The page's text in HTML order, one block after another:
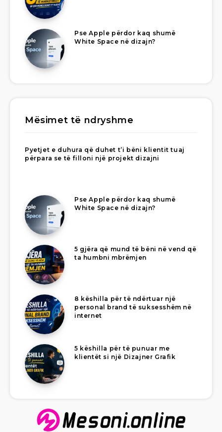
Pse Apple përdor kaq shumë
White Space në dizajn?
Mësimet të ndryshme
Pyetjet e duhura që duhet t’i bëni klientit tuaj
përpara se të filloni një projekt dizajni
Pse Apple përdor kaq shumë
White Space në dizajn?
5 gjëra që mund të bëni në vend që
ta humbni mbrëmjen
8 këshilla për të ndërtuar një
personal brand të suksesshëm në
internet
5 këshilla për të punuar me
klientët si një Dizajner Grafik